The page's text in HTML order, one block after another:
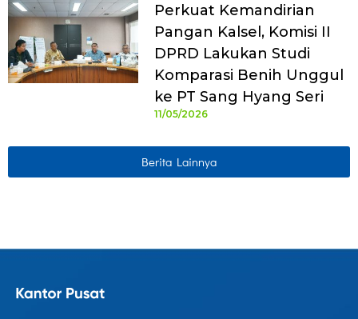
Perkuat Kemandirian
Pangan Kalsel, Komisi II
DPRD Lakukan Studi
Komparasi Benih Unggul
ke PT Sang Hyang Seri
11/05/2026
Berita Lainnya